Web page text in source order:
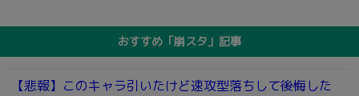
おすすめ「崩スタ」記事
【悲報】このキャラ引いたけど速攻型落ちして後悔した